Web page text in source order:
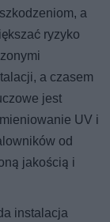
a
ryzyko
a czasem
jest
UV i
od
jakością i
instalacja